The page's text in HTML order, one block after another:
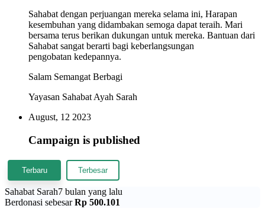
Sahabat dengan perjuangan mereka selama ini, Harapan
kesembuhan yang didambakan semoga dapat teraih. Mari
bersama terus berikan dukungan untuk mereka. Bantuan dari
Sahabat sangat berarti bagi keberlangsungan
pengobatan kedepannya.
Salam Semangat Berbagi
Yayasan Sahabat Ayah Sarah
August, 12 2023
Campaign is published
Terbaru Terbesar
Sahabat Sarah7 bulan yang lalu
Berdonasi sebesarRp 500.101